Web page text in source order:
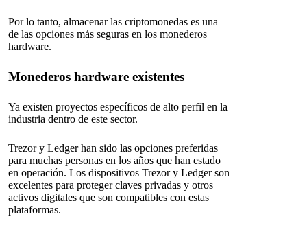
Por lo tanto, almacenar las criptomonedas es una
de las opciones más seguras en los monederos
hardware.
Monederos hardware existentes
Ya existen proyectos específicos de alto perfil en la
industria dentro de este sector.
Trezor y Ledger han sido las opciones preferidas
para muchas personas en los años que han estado
en operación. Los dispositivos Trezor y Ledger son
excelentes para proteger claves privadas y otros
activos digitales que son compatibles con estas
plataformas.